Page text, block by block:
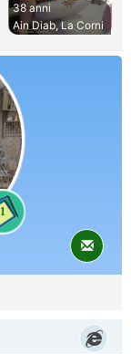
38 anni
Ain Diab, La Corni
1